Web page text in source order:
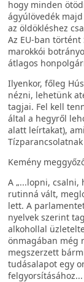
hogy minden
ágyúlövedék
az öldökléshez
Az EU-ban történt
marokkói
átlagos
Ilyenkor, főleg
nézni, lehetünk
tagjai. Fel kell
által a hegyről
alatt leírtakat),
Kemény
A „...lopni, csalni,
rutinná vált,
lett. A
nyelvek szerint
alkohollal
önmagában még
megszerzett
tudásalapot egy
felgyorsításához...